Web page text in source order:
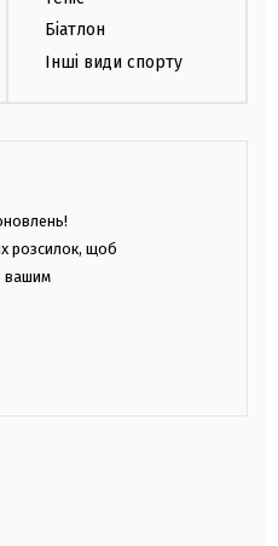
Біатлон
Інші види спорту
розсилок, щоб
вашим